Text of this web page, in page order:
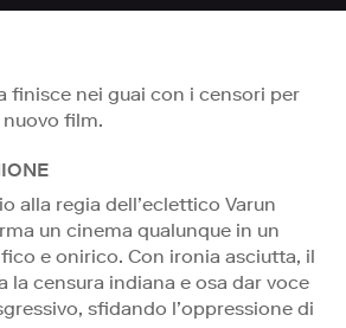
finisce nei guai con i censori per
nuovo film.
alla regia dell’eclettico Varun
un cinema qualunque in un
e onirico. Con ironia asciutta, il
la censura indiana e osa dar voce
sfidando l’oppressione di